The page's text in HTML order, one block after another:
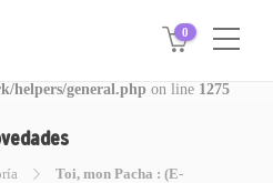
for foreach() in
helpers/general.php on line 1275
0
Toi, mon Pacha : (E-